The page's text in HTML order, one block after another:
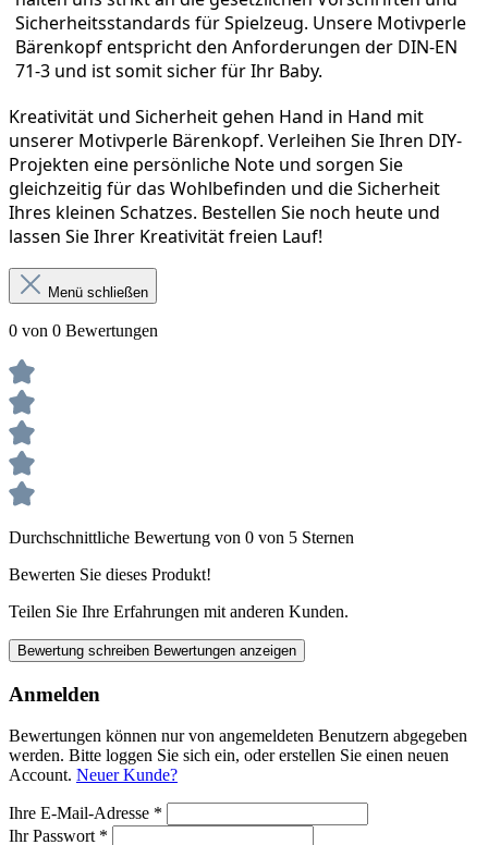
Sicherheitsstandards für Spielzeug. Unsere Motivperle
Bärenkopf entspricht den Anforderungen der DIN-EN
71-3 und ist somit sicher für Ihr Baby.
Kreativität und Sicherheit gehen Hand in Hand mit
unserer Motivperle Bärenkopf. Verleihen Sie Ihren DIY-
Projekten eine persönliche Note und sorgen Sie
gleichzeitig für das Wohlbefinden und die Sicherheit
Ihres kleinen Schatzes. Bestellen Sie noch heute und
lassen Sie Ihrer Kreativität freien Lauf!
Menü schließen
0 von 0 Bewertungen
Durchschnittliche Bewertung von 0 von 5 Sternen
Bewerten Sie dieses Produkt!
Teilen Sie Ihre Erfahrungen mit anderen Kunden.
Bewertung schreiben Bewertungen anzeigen
Anmelden
Bewertungen können nur von angemeldeten Benutzern abgegeben
werden. Bitte loggen Sie sich ein, oder erstellen Sie einen neuen
Account. Neuer Kunde?
Ihre E-Mail-Adresse *
Ihr Passwort *